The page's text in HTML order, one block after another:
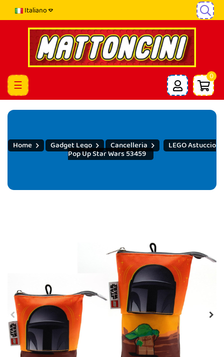
Italiano
navigazione
Toggle
☰
0
Home Gadget Lego Cancelleria LEGO Astuccio
Pop Up Star Wars 53459